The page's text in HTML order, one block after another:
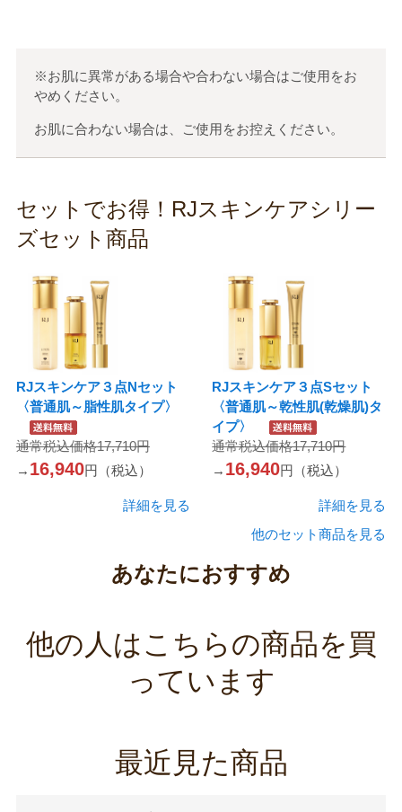
※お肌に異常がある場合や合わない場合はご使用をお
やめください。
お肌に合わない場合は、ご使用をお控えください。
セットでお得！RJスキンケアシリー
ズセット商品
RJスキンケア３点Nセット
〈普通肌～脂性肌タイプ〉
通常税込価格17,710円
→ 16,940円（税込）
詳細を見る
RJスキンケア３点Sセット
〈普通肌～乾性肌(乾燥肌)タ
イプ〉
通常税込価格17,710円
→ 16,940円（税込）
詳細を見る
他のセット商品を見る
あなたにおすすめ
他の人はこちらの商品を買
っています
最近見た商品